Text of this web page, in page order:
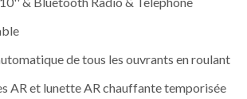
de tous les ouvrants en roulant
AR et lunette AR chauffante temporisée